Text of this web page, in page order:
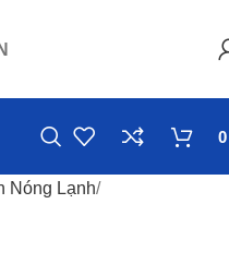
Nóng Lạnh